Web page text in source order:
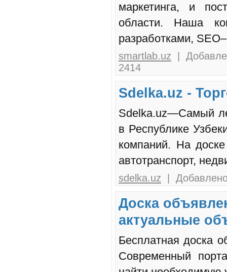
маркетинга, и
области. Наша
разработками,
smartlab.uz |
2414
Sdelka.uz -
Sdelka.uz—Самый
в Республике
компаний. На
автотранспорт,
sdelka.uz |
Доска
актуальные
Бесплатная доска
Современный